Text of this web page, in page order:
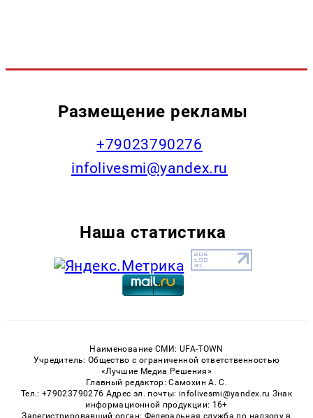
Размещение рекламы
+79023790276
infolivesmi@yandex.ru
Наша статистика
Наименование СМИ: UFA-TOWN
Учредитель: Общество с ограниченной ответственностью
«Лучшие Медиа Решения»
Главный редактор: Самохин А. С.
Тел.: +79023790276 Адрес эл. почты: infolivesmi@yandex.ru Знак
информационной продукции: 16+
Зарегистрировавший орган: Федеральная служба по надзору в